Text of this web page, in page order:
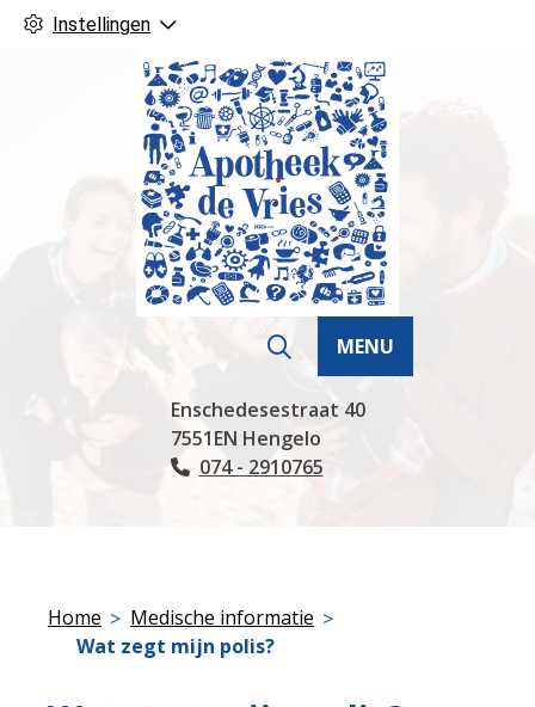
Instellingen
Hoofdmenu
MENU
Enschedesestraat 40
7551EN Hengelo
Tel:
074 - 2910765
Home
Medische informatie
Wat zegt mijn polis?